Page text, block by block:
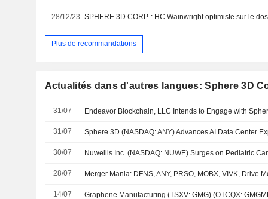
28/12/23 SPHERE 3D CORP. : HC Wainwright optimiste sur le
Plus de recommandations
Actualités dans d'autres langues: Sphere 3D
31/07 Endeavor Blockchain, LLC Intends to Engage with
31/07
30/07
28/07
14/07